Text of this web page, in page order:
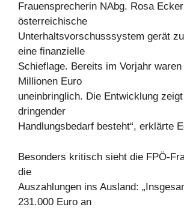
Frauensprecherin NAbg. Rosa
österreichische
Unterhaltsvorschusssystem gerät
eine finanzielle
Schieflage. Bereits im Vorjahr waren
Millionen Euro
uneinbringlich. Die Entwicklung
dringender
Handlungsbedarf besteht“, erklärte
Besonders kritisch sieht die FPÖ-
die
Auszahlungen ins Ausland:
231.000 Euro an